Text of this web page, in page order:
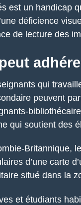
est un handicap
déficience
de lecture des
qui
peuvent
qui soutient des
Britannique,
d’une carte
situé dans la
et étudiants